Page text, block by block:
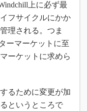
上に必ず最
フサイクルにかか
理される。つま
ーマーケットに至
ーケットに求めら
るために変更が加
というところで